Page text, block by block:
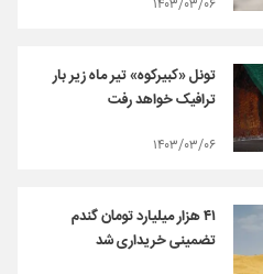
۱۴۰۳/۰۳/۰۶
تونل «کبیرکوه» تیر ماه زیر بار
ترافیک خواهد رفت
۱۴۰۳/۰۳/۰۶
۴۱ هزار میلیارد تومان گندم
تضمینی خریداری شد